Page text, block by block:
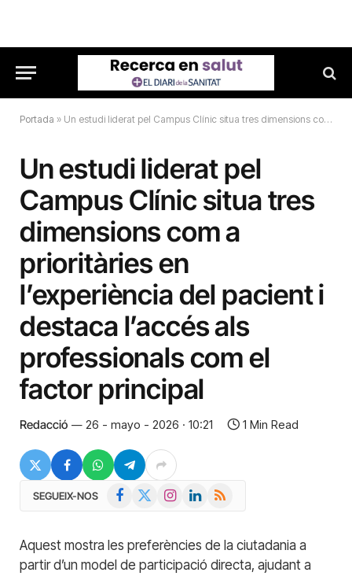
Portada » Un estudi liderat pel Campus Clínic situa tres dimensions com a prioritàries en l’experiència del pacient i destaca l’accés als professionals com el factor principal
Un estudi liderat pel
Campus Clínic situa tres
dimensions com a
prioritàries en
l’experiència del pacient i
destaca l’accés als
professionals com el
factor principal
Redacció 26 - mayo - 2026 · 10:21 1 Min Read
SEGUEIX-NOS Facebook InstagramLinkedIn
RSS
Aquest mostra les preferències de la ciutadania a
partir d’un model de participació directa, ajudant a